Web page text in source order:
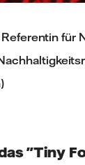
Referentin
"Tiny